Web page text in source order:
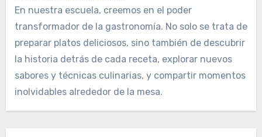
En nuestra escuela, creemos en el poder
transformador de la gastronomía. No solo se trata de
preparar platos deliciosos, sino también de descubrir
la historia detrás de cada receta, explorar nuevos
sabores y técnicas culinarias, y compartir momentos
inolvidables alrededor de la mesa.